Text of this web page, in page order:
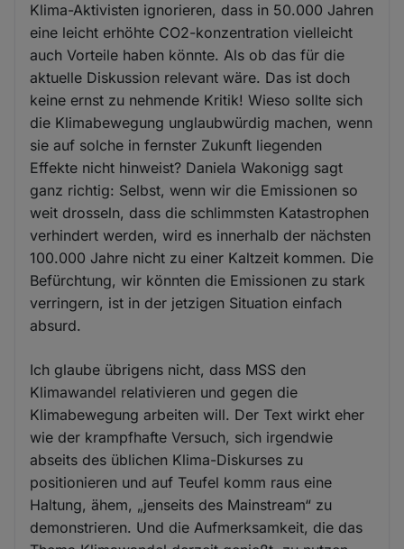
Klima-Aktivisten ignorieren, dass in 50.000 Jahren
eine leicht erhöhte CO2-konzentration vielleicht
auch Vorteile haben könnte. Als ob das für die
aktuelle Diskussion relevant wäre. Das ist doch
keine ernst zu nehmende Kritik! Wieso sollte sich
die Klimabewegung unglaubwürdig machen, wenn
sie auf solche in fernster Zukunft liegenden
Effekte nicht hinweist? Daniela Wakonigg sagt
ganz richtig: Selbst, wenn wir die Emissionen so
weit drosseln, dass die schlimmsten Katastrophen
verhindert werden, wird es innerhalb der nächsten
100.000 Jahre nicht zu einer Kaltzeit kommen. Die
Befürchtung, wir könnten die Emissionen zu stark
verringern, ist in der jetzigen Situation einfach
absurd.
Ich glaube übrigens nicht, dass MSS den
Klimawandel relativieren und gegen die
Klimabewegung arbeiten will. Der Text wirkt eher
wie der krampfhafte Versuch, sich irgendwie
abseits des üblichen Klima-Diskurses zu
positionieren und auf Teufel komm raus eine
Haltung, ähem, „jenseits des Mainstream“ zu
demonstrieren. Und die Aufmerksamkeit, die das